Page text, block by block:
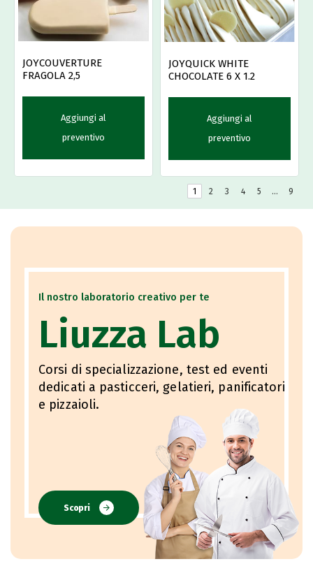
JOYCOUVERTURE
FRAGOLA 2,5
Aggiungi al
preventivo
JOYQUICK WHITE
CHOCOLATE 6 X 1.2
Aggiungi al
preventivo
1 2 3 4 5 … 9
Il nostro laboratorio creativo per te
Liuzza Lab
Corsi di specializzazione, test ed eventi
dedicati a pasticceri, gelatieri, panificatori
e pizzaioli.
Scopri